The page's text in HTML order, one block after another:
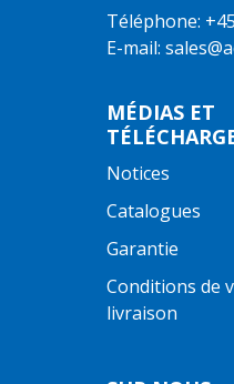
Téléphone:
E-mail:
MÉDIAS ET
Notices
Catalogues
Garantie
Conditions de
livraison